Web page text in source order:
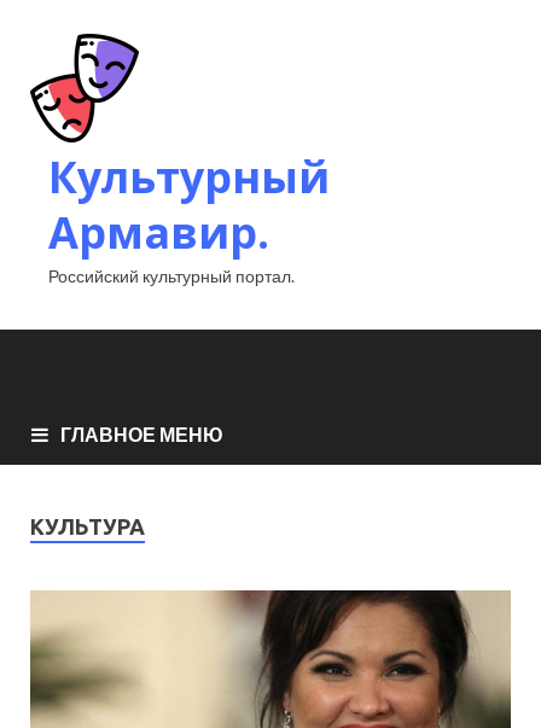
Культурный
Армавир.
Российский культурный портал.
ГЛАВНОЕ МЕНЮ
КУЛЬТУРА